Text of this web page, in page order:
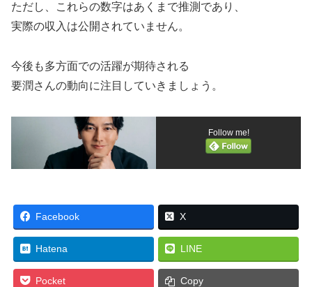
ただし、これらの数字はあくまで推測であり、
実際の収入は公開されていません。
今後も多方面での活躍が期待される
要潤さんの動向に注目していきましょう。
Follow me!
Facebook X
Hatena LINE
Pocket Copy